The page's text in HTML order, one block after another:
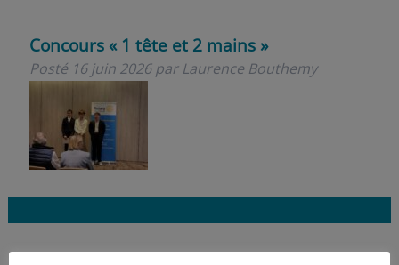
Concours « 1 tête et 2 mains »
Posté 16 juin 2026 par Laurence Bouthemy